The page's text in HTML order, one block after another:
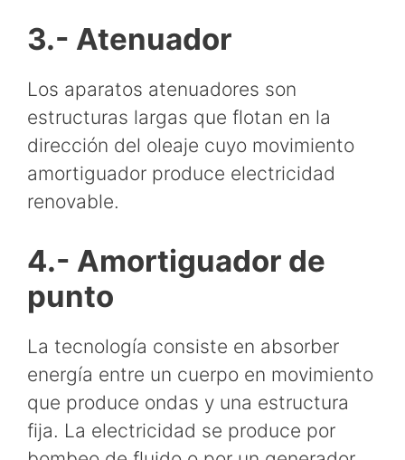
3.- Atenuador
Los aparatos atenuadores son
estructuras largas que flotan en la
dirección del oleaje cuyo movimiento
amortiguador produce electricidad
renovable.
4.- Amortiguador de
punto
La tecnología consiste en absorber
energía entre un cuerpo en movimiento
que produce ondas y una estructura
fija. La electricidad se produce por